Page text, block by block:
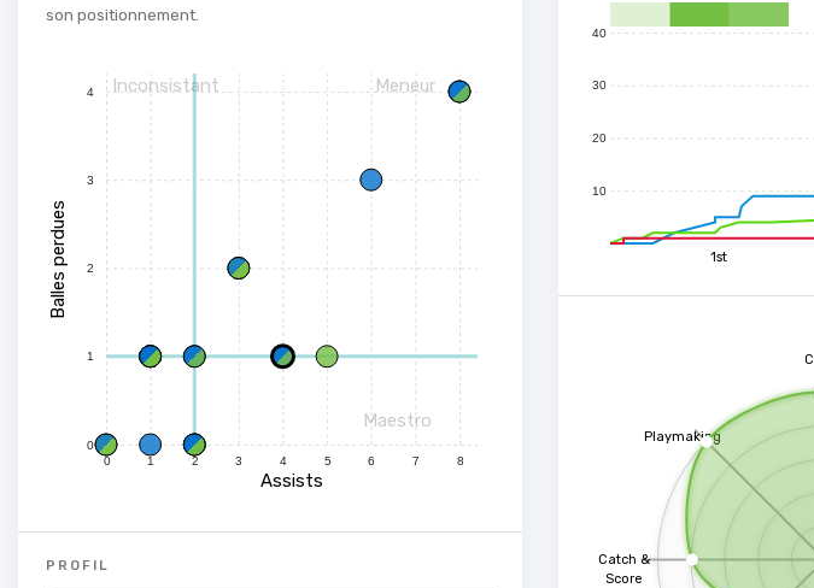
son positionnement.
0 1 2 3 4 5 6 7 8
0
1
2
3
4
Assists
Balles perdues
Inconsistant Meneur
Maestro
PROFIL
10
20
30
40
1st
Catch &
Score
Playmaking